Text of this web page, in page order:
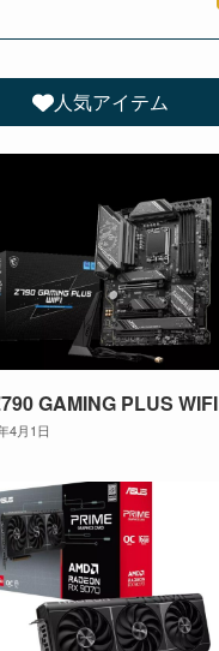
人気アイテム
GAMING PLUS WIFI
4月1日